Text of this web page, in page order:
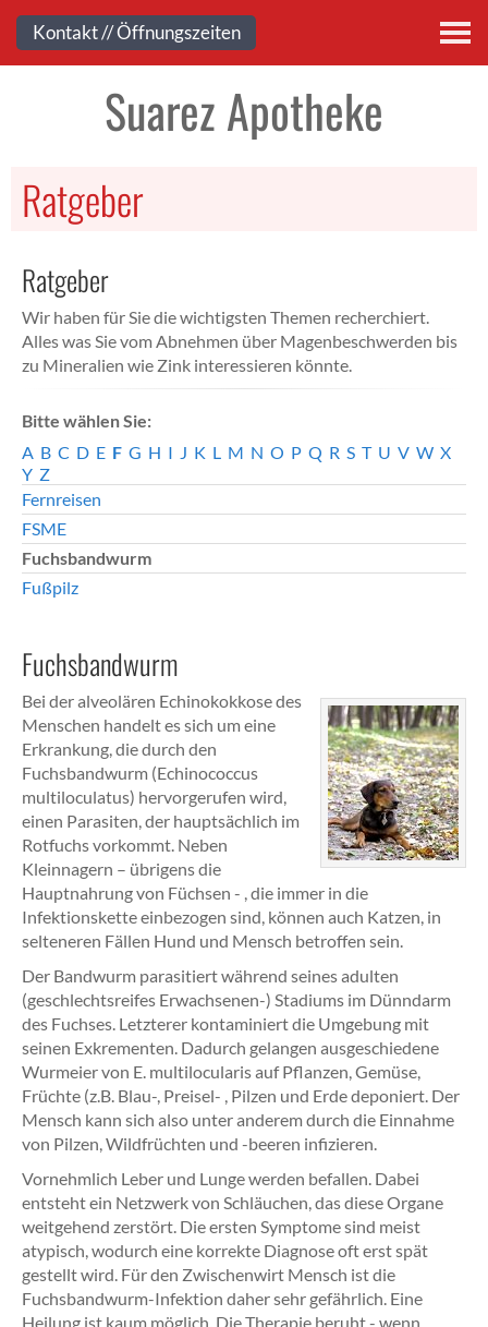
Kontakt
Suarez Apotheke
Ratgeber
Ratgeber
Wir haben für Sie die wichtigsten Themen recherchiert.
Alles was Sie vom Abnehmen über Magenbeschwerden bis
zu Mineralien wie Zink interessieren könnte.
Bitte wählen Sie:
A B C D E F G H I J K L M N O P Q R S T U V W X
Y Z
Fernreisen
FSME
Fuchsbandwurm
Fußpilz
Fuchsbandwurm
Bei der alveolären Echinokokkose des
Menschen handelt es sich um eine
Erkrankung, die durch den
Fuchsbandwurm (Echinococcus
multiloculatus) hervorgerufen wird,
einen Parasiten, der hauptsächlich im
Rotfuchs vorkommt. Neben
Kleinnagern – übrigens die
Hauptnahrung von Füchsen - , die immer in die
Infektionskette einbezogen sind, können auch Katzen, in
selteneren Fällen Hund und Mensch betroffen sein.
Der Bandwurm parasitiert während seines adulten
(geschlechtsreifes Erwachsenen-) Stadiums im Dünndarm
des Fuchses. Letzterer kontaminiert die Umgebung mit
seinen Exkrementen. Dadurch gelangen ausgeschiedene
Wurmeier von E. multilocularis auf Pflanzen, Gemüse,
Früchte (z.B. Blau-, Preisel- , Pilzen und Erde deponiert. Der
Mensch kann sich also unter anderem durch die Einnahme
von Pilzen, Wildfrüchten und -beeren infizieren.
Vornehmlich Leber und Lunge werden befallen. Dabei
entsteht ein Netzwerk von Schläuchen, das diese Organe
weitgehend zerstört. Die ersten Symptome sind meist
atypisch, wodurch eine korrekte Diagnose oft erst spät
gestellt wird. Für den Zwischenwirt Mensch ist die
Fuchsbandwurm-Infektion daher sehr gefährlich. Eine
Heilung ist kaum möglich. Die Therapie beruht - wenn
Kontakt // Öffnungszeiten